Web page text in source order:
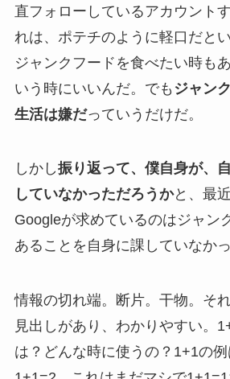
直フォローしているアカウント
れは、ポテチのように軽口だと
ジャンクフードを食べたい時も
いう時にいいんだ。でも ジャン
生活は嫌だっていうだけだ。
しかし振り返って、僕自身が、
していなかっただろうかと、最
Googleが求めているのはジャン
あることを自身に課していなかっ
情報の切れ端。断片。干物。そ
見出しがあり、わかりやすい。
は？どんな時に使うの？1+1の例